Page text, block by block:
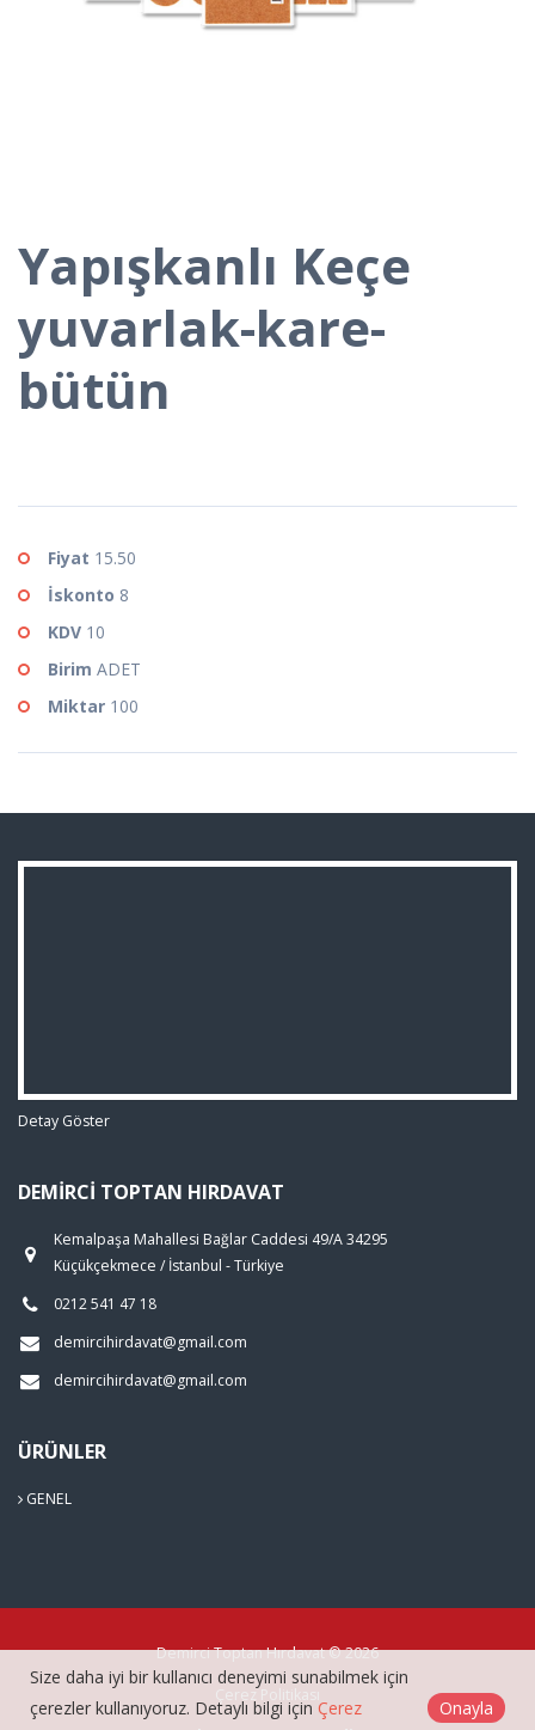
Yapışkanlı Keçe
yuvarlak-kare-
bütün
Fiyat 15.50
İskonto 8
KDV 10
Birim ADET
Miktar 100
Detay Göster
DEMIRCI TOPTAN HIRDAVAT
Kemalpaşa Mahallesi Bağlar Caddesi 49/A 34295
Küçükçekmece / İstanbul - Türkiye
0212 541 47 18
demircihirdavat@gmail.com
demircihirdavat@gmail.com
ÜRÜNLER
GENEL
Demirci Toptan Hırdavat © 2026
Çerez Politikası
Size daha iyi bir kullanıcı deneyimi sunabilmek için
çerezler kullanıyoruz. Detaylı bilgi için Çerez
Onayla